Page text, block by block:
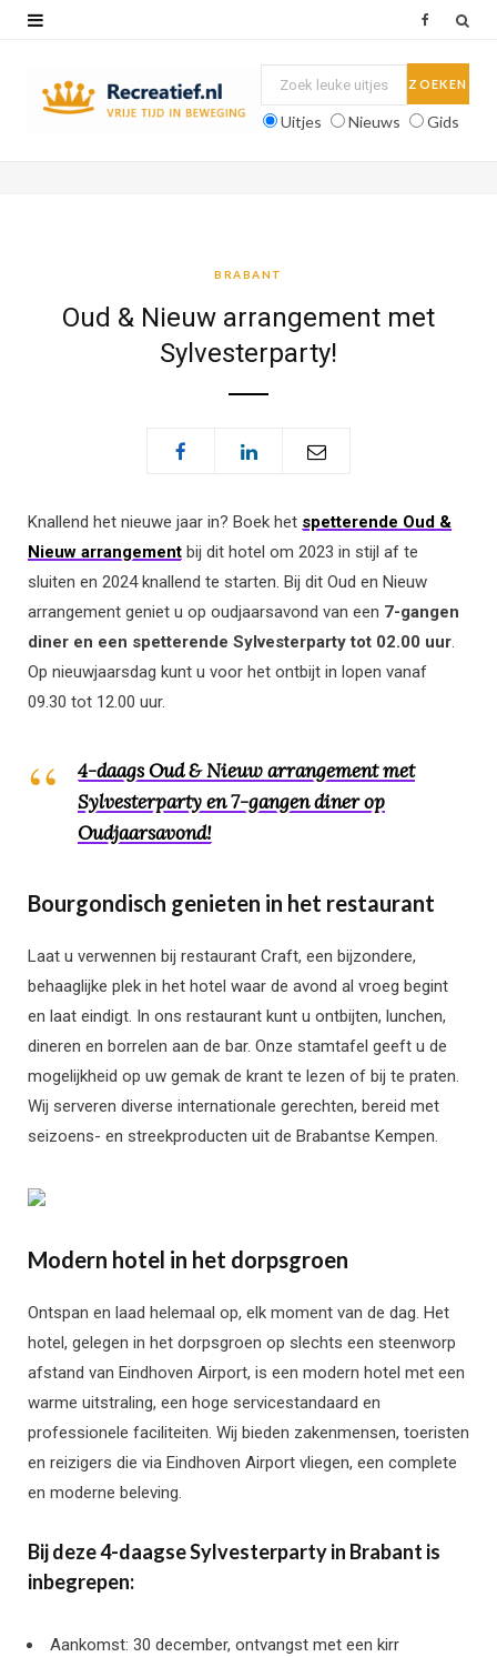
Uitjes Nieuws Gids
BRABANT
Oud & Nieuw arrangement met
Sylvesterparty!
Knallend het nieuwe jaar in? Boek het spetterende Oud &
Nieuw arrangement bij dit hotel om 2023 in stijl af te
sluiten en 2024 knallend te starten. Bij dit Oud en Nieuw
arrangement geniet u op oudjaarsavond van een 7-gangen
diner en een spetterende Sylvesterparty tot 02.00 uur.
Op nieuwjaarsdag kunt u voor het ontbijt in lopen vanaf
09.30 tot 12.00 uur.
4-daags Oud & Nieuw arrangement met
Sylvesterparty en 7-gangen diner op
Oudjaarsavond!
Bourgondisch genieten in het restaurant
Laat u verwennen bij restaurant Craft, een bijzondere,
behaaglijke plek in het hotel waar de avond al vroeg begint
en laat eindigt. In ons restaurant kunt u ontbijten, lunchen,
dineren en borrelen aan de bar. Onze stamtafel geeft u de
mogelijkheid op uw gemak de krant te lezen of bij te praten.
Wij serveren diverse internationale gerechten, bereid met
seizoens- en streekproducten uit de Brabantse Kempen.
Modern hotel in het dorpsgroen
Ontspan en laad helemaal op, elk moment van de dag. Het
hotel, gelegen in het dorpsgroen op slechts een steenworp
afstand van Eindhoven Airport, is een modern hotel met een
warme uitstraling, een hoge servicestandaard en
professionele faciliteiten. Wij bieden zakenmensen, toeristen
en reizigers die via Eindhoven Airport vliegen, een complete
en moderne beleving.
Bij deze 4-daagse Sylvesterparty in Brabant is
inbegrepen:
Aankomst: 30 december, ontvangst met een kirr